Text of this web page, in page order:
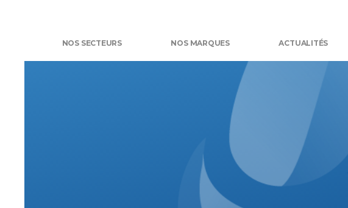
NOS SECTEURS NOS MARQUES ACTUALITÉS